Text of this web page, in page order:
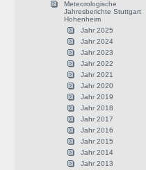
Meteorologische
Jahresberichte Stuttgart
Hohenheim
Jahr 2025
Jahr 2024
Jahr 2023
Jahr 2022
Jahr 2021
Jahr 2020
Jahr 2019
Jahr 2018
Jahr 2017
Jahr 2016
Jahr 2015
Jahr 2014
Jahr 2013